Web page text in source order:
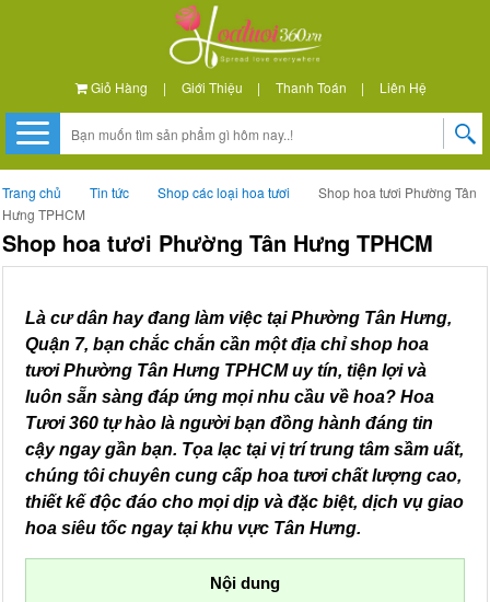
Giỏ Hàng | Giới Thiệu | Thanh Toán | Liên Hệ
Trang chủ Tin tức Shop các loại hoa tươi
Shop hoa tươi Phường Tân
Hưng TPHCM
Shop hoa tươi Phường Tân Hưng TPHCM
Là cư dân hay đang làm việc tại Phường Tân Hưng,
Quận 7, bạn chắc chắn cần một địa chỉ shop hoa
tươi Phường Tân Hưng TPHCM uy tín, tiện lợi và
luôn sẵn sàng đáp ứng mọi nhu cầu về hoa? Hoa
Tươi 360 tự hào là người bạn đồng hành đáng tin
cậy ngay gần bạn. Tọa lạc tại vị trí trung tâm sầm uất,
chúng tôi chuyên cung cấp hoa tươi chất lượng cao,
thiết kế độc đáo cho mọi dịp và đặc biệt, dịch vụ giao
hoa siêu tốc ngay tại khu vực Tân Hưng.
Nội dung